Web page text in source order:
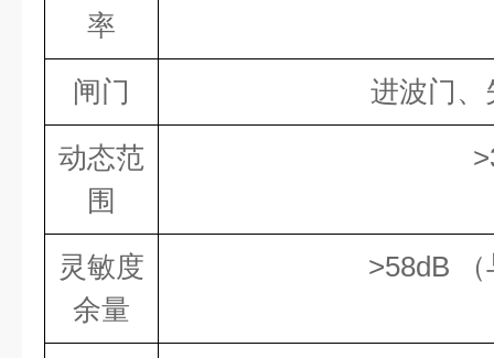
率
闸门
进波门、
动态范
围
灵敏度
余量
>58dB